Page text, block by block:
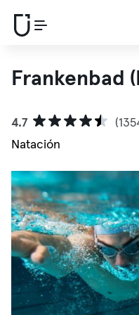
Frankenbad
4.7
Natación